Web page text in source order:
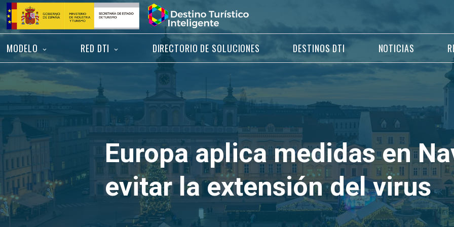
Saltar
al
contenido
Inicio
MODELO RED DTI DIRECTORIO DE SOLUCIONES DESTINOS DTI NOTICIAS
Europa aplica medidas en
evitar la extensión del virus